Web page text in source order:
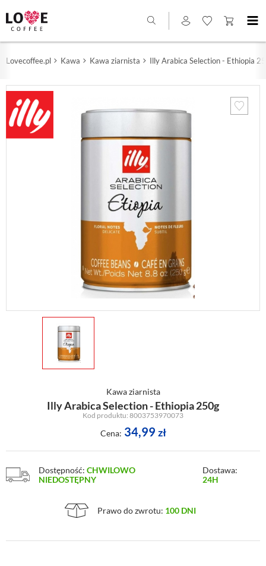
Lovecoffee.pl Kawa Kawa ziarnista Illy Arabica Selection - Ethiopia
Kawa ziarnista
Illy Arabica Selection - Ethiopia 250g
Kod produktu: 8003753970073
Cena: 34,99 zł
Dostępność: CHWILOWO
NIEDOSTĘPNY
Dostawa:
24H
Prawo do zwrotu: 100 DNI